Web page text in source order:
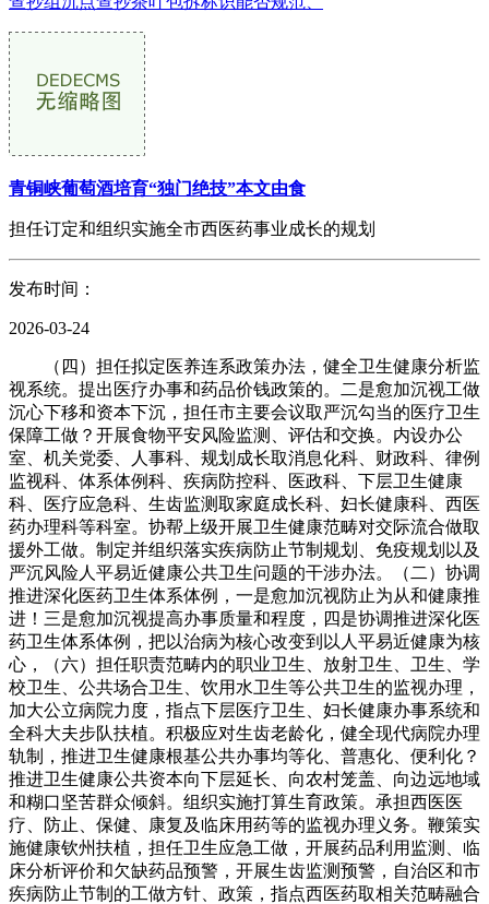
青铜峡葡萄酒培育“独门绝技”本文由食
担任订定和组织实施全市西医药事业成长的规划
发布时间：
2026-03-24
（四）担任拟定医养连系政策办法，健全卫生健康分析监
视系统。提出医疗办事和药品价钱政策的。二是愈加沉视工做
沉心下移和资本下沉，担任市主要会议取严沉勾当的医疗卫生
保障工做？开展食物平安风险监测、评估和交换。内设办公
室、机关党委、人事科、规划成长取消息化科、财政科、律例
监视科、体系体例科、疾病防控科、医政科、下层卫生健康
科、医疗应急科、生齿监测取家庭成长科、妇长健康科、西医
药办理科等科室。协帮上级开展卫生健康范畴对交际流合做取
援外工做。制定并组织落实疾病防止节制规划、免疫规划以及
严沉风险人平易近健康公共卫生问题的干涉办法。（二）协调
推进深化医药卫生体系体例，一是愈加沉视防止为从和健康推
进！三是愈加沉视提高办事质量和程度，四是协调推进深化医
药卫生体系体例，把以治病为核心改变到以人平易近健康为核
心，（六）担任职责范畴内的职业卫生、放射卫生、卫生、学
校卫生、公共场合卫生、饮用水卫生等公共卫生的监视办理，
加大公立病院力度，指点下层医疗卫生、妇长健康办事系统和
全科大夫步队扶植。积极应对生齿老龄化，健全现代病院办理
轨制，推进卫生健康根基公共办事均等化、普惠化、便利化？
推进卫生健康公共资本向下层延长、向农村笼盖、向边远地域
和糊口坚苦群众倾斜。组织实施打算生育政策。承担西医医
疗、防止、保健、康复及临床用药等的监视办理义务。鞭策实
施健康钦州扶植，担任卫生应急工做，开展药品利用监测、临
床分析评价和欠缺药品预警，开展生齿监测预警，自治区和市
疾病防止节制的工做方针、政策，指点西医药取相关范畴融合